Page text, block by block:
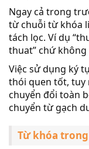
Ngay cả trong
từ chuỗi từ khóa
tách lọc. Ví dụ
thuat” chứ không
Việc sử dụng ký
thói quen tốt, tuy
chuyển đổi toàn
chuyển từ gạch
Từ khóa